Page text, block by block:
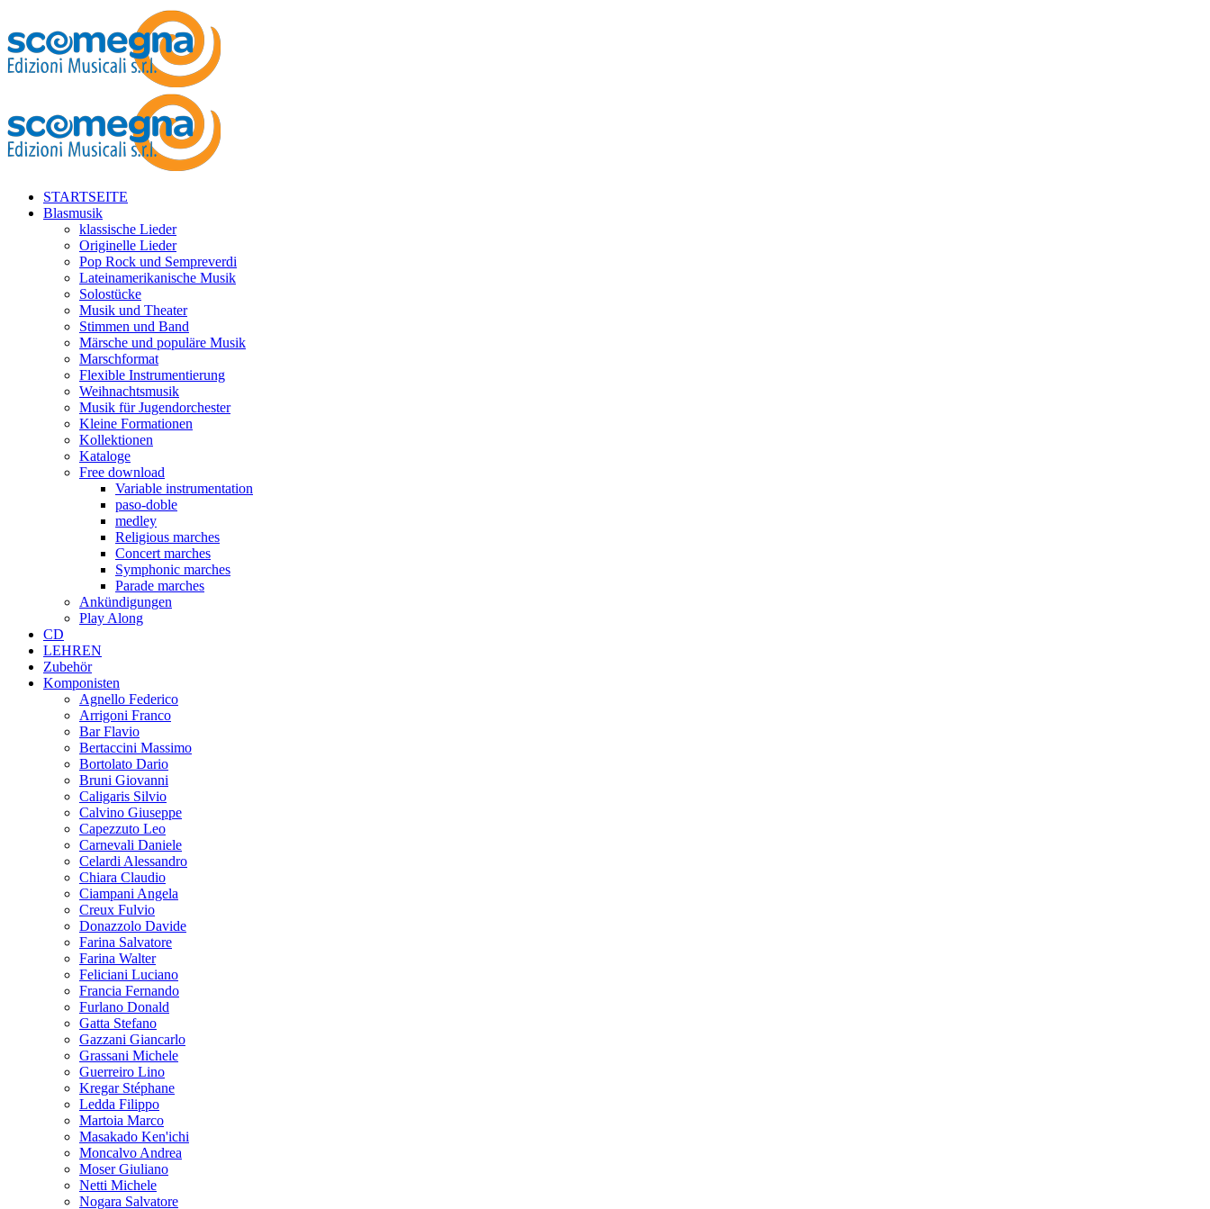
STARTSEITE
Blasmusik
klassische Lieder
Originelle Lieder
Pop Rock und Sempreverdi
Lateinamerikanische Musik
Solostücke
Musik und Theater
Stimmen und Band
Märsche und populäre Musik
Marschformat
Flexible Instrumentierung
Weihnachtsmusik
Musik für Jugendorchester
Kleine Formationen
Kollektionen
Kataloge
Free download
Variable instrumentation
paso-doble
medley
Religious marches
Concert marches
Symphonic marches
Parade marches
Ankündigungen
Play Along
CD
LEHREN
Zubehör
Komponisten
Agnello Federico
Arrigoni Franco
Bar Flavio
Bertaccini Massimo
Bortolato Dario
Bruni Giovanni
Caligaris Silvio
Calvino Giuseppe
Capezzuto Leo
Carnevali Daniele
Celardi Alessandro
Chiara Claudio
Ciampani Angela
Creux Fulvio
Donazzolo Davide
Farina Salvatore
Farina Walter
Feliciani Luciano
Francia Fernando
Furlano Donald
Gatta Stefano
Gazzani Giancarlo
Grassani Michele
Guerreiro Lino
Kregar Stéphane
Ledda Filippo
Martoia Marco
Masakado Ken'ichi
Moncalvo Andrea
Moser Giuliano
Netti Michele
Nogara Salvatore